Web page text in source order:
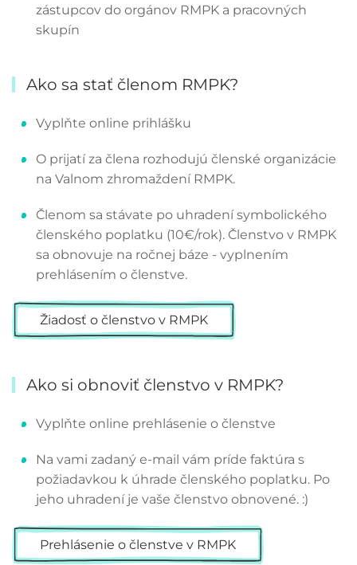
zástupcov do orgánov RMPK a pracovných
skupín
Ako sa stať členom RMPK?
Vyplňte online prihlášku
O prijatí za člena rozhodujú členské organizácie
na Valnom zhromaždení RMPK.
Členom sa stávate po uhradení symbolického
členského poplatku (10€/rok). Členstvo v RMPK
sa obnovuje na ročnej báze - vyplnením
prehlásením o členstve.
Žiadosť o členstvo v RMPK
Ako si obnoviť členstvo v RMPK?
Vyplňte online prehlásenie o členstve
Na vami zadaný e-mail vám príde faktúra s
požiadavkou k úhrade členského poplatku. Po
jeho uhradení je vaše členstvo obnovené. :)
Prehlásenie o členstve v RMPK